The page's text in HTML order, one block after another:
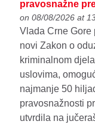
pravosnažne
on 08/08/2026 at
Vlada Crne Gore
novi Zakon o
kriminalnom
uslovima,
najmanje 50
pravosnažnosti
utvrdila na